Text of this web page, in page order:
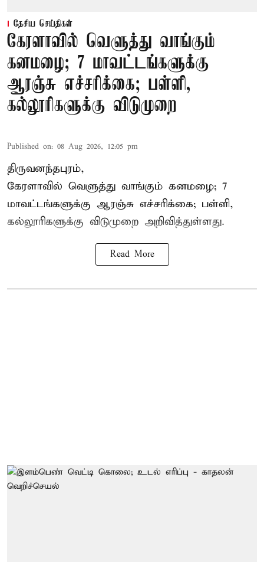
தேசிய செய்திகள்
கேரளாவில் வெளுத்து வாங்கும்
கனமழை; 7 மாவட்டங்களுக்கு
ஆரஞ்சு எச்சரிக்கை; பள்ளி,
கல்லூரிகளுக்கு விடுமுறை
Published on: 08 Aug 2026, 12:05 pm
திருவனந்தபுரம்,
கேரளாவில் வெளுத்து வாங்கும் கனமழை; 7
மாவட்டங்களுக்கு ஆரஞ்சு எச்சரிக்கை; பள்ளி,
கல்லூரிகளுக்கு விடுமுறை அறிவித்துள்ளது.
Read More